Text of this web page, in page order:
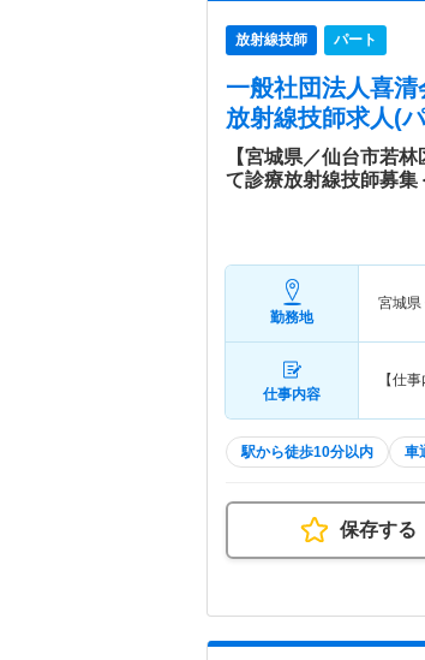
放射線技師 パート
一般社団法人喜
放射線技師求人(
【宮城県／仙台市若
て診療放射線技師募集
勤務地
宮城県
仕事内容
【仕
駅から徒歩10分以内 車
保存する